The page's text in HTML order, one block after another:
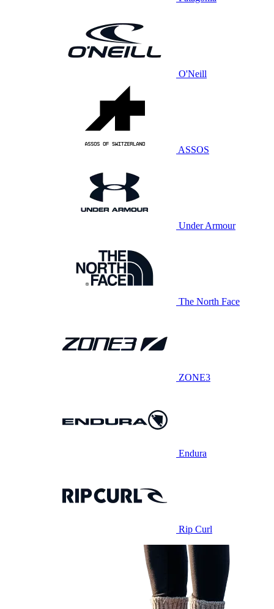
O'Neill
ASSOS
Under Armour
The North Face
ZONE3
Endura
Rip Curl